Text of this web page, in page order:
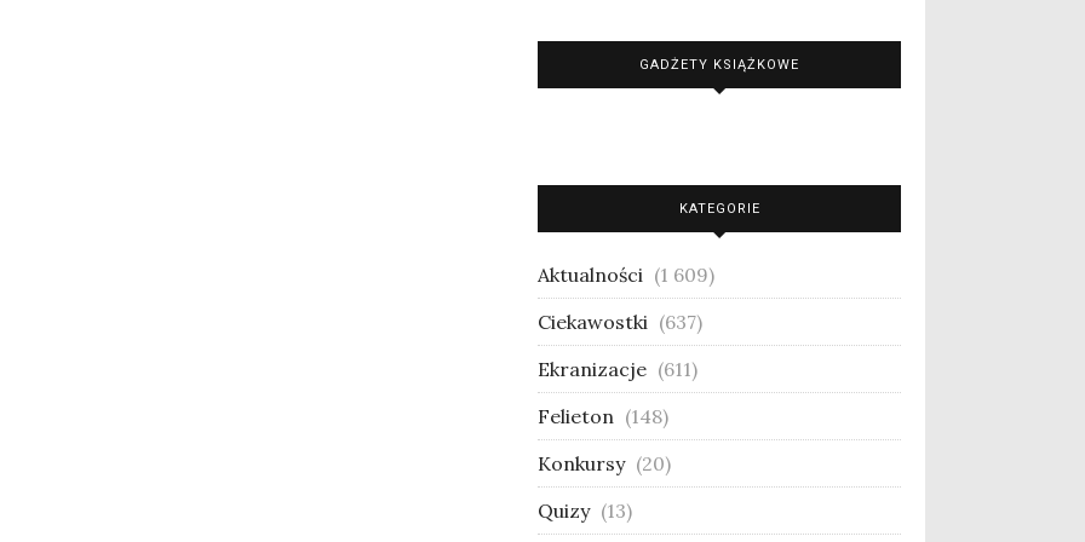
GADŻETY KSIĄŻKOWE
KATEGORIE
Aktualności (1 609)
Ciekawostki (637)
Ekranizacje (611)
Felieton (148)
Konkursy (20)
Quizy (13)